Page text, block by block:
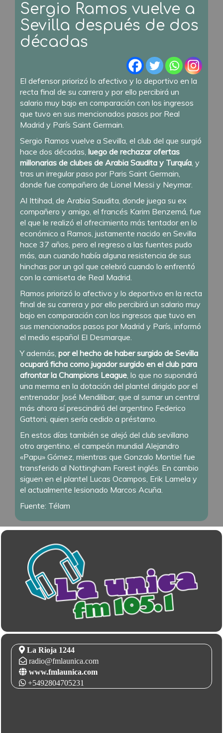
Sergio Ramos vuelve a
Sevilla después de dos
décadas
El defensor priorizó lo afectivo y lo deportivo en la
recta final de su carrera y por ello percibirá un
salario muy bajo en comparación con los ingresos
que tuvo en sus mencionados pasos por Real
Madrid y París Saint Germain.
Sergio Ramos vuelve a Sevilla, el club del que surgió
hace dos décadas, luego de rechazar ofertas
millonarias de clubes de Arabia Saudita y Turquía , y
tras un irregular paso por Paris Saint Germain,
donde fue compañero de Lionel Messi y Neymar.
Al Ittihad, de Arabia Saudita, donde juega su ex
compañero y amigo, el francés Karim Benzemá, fue
el que le realizó el ofrecimiento más tentador en lo
económico a Ramos, justamente nacido en Sevilla
hace 37 años, pero el regreso a las fuentes pudo
más, aun cuando había alguna resistencia de sus
hinchas por un gol que celebró cuando lo enfrentó
con la camiseta de Real Madrid.
Ramos priorizó lo afectivo y lo deportivo en la recta
final de su carrera y por ello percibirá un salario muy
bajo en comparación con los ingresos que tuvo en
sus mencionados pasos por Madrid y París, informó
el medio español El Desmarque.
Y además, por el hecho de haber surgido de Sevilla
ocupará ficha como jugador surgido en el club para
afrontar la Champions League , lo que no supondrá
una merma en la dotación del plantel dirigido por el
entrenador José Mendilibar, que al sumar un central
más ahora sí prescindirá del argentino Federico
Gattoni, quien sería cedido a préstamo.
En estos días también se alejó del club sevillano
otro argentino, el campeón mundial Alejandro
«Papu» Gómez, mientras que Gonzalo Montiel fue
transferido al Nottingham Forest inglés. En cambio
siguen en el plantel Lucas Ocampos, Erik Lamela y
el actualmente lesionado Marcos Acuña.
Fuente: Télam
La Rioja 1244
radio@fmlaunica.com
www.fmlaunica.com
+5492804705231